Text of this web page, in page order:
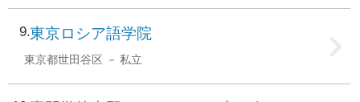
9 東京ロシア語学院
東京都世田谷区 私立